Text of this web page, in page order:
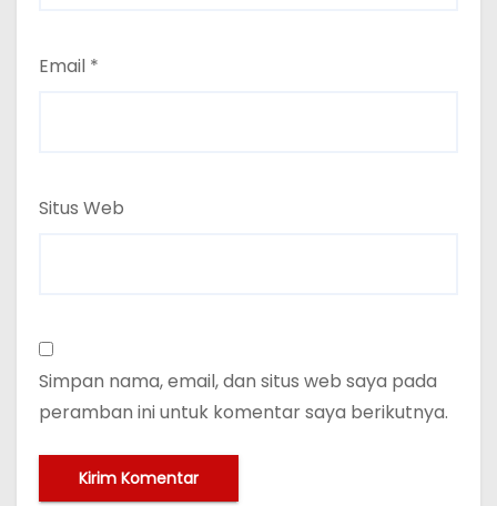
Email *
Situs Web
Simpan nama, email, dan situs web saya pada
peramban ini untuk komentar saya berikutnya.